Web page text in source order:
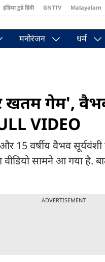
इंडिया टुडे हिंदी GNTTV Malayalam
मनोरंजन धर्म
खतम गेम',
VIDEO
15 वर्षीय वैभव
सामने आ गया है.
ADVERTISEMENT